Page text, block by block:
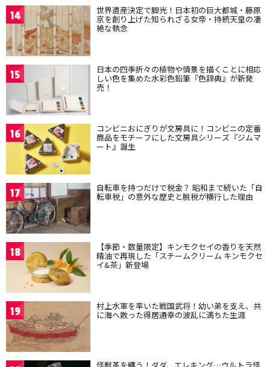
14 世界遺産決定で脚光！日本初の巨大都城・藤原
京を創り上げた知られざる女帝・持統天皇の凄
絶な執念
15 日本の四季折々の植物や情景を描くことに相応
しい色を集めた水彩色鉛筆『色辞典』が新発
売！
16 コンビニおにぎりが文房具に！コンビニの定番
商品をモチーフにした文房具シリーズ『ジムマ
ート』誕生
17 自転車を持つだけで税金？ 昭和まで続いた「自
転車税」の意外な歴史と脱税が横行した理由
18 【季節・数量限定】キンモクセイの香りを天然
精油で再現した「スチームクリーム キンモクセ
イ&茶」新登場
19 村上水軍を率いた戦国武将！幼い弟を支え、共
に海へ散った得居通幸の波乱に満ちた生涯